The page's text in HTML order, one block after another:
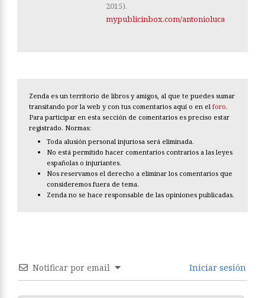
2015).
mypublicinbox.com/antoniolucas
Zenda es un territorio de libros y amigos, al que te puedes sumar
transitando por la web y con tus comentarios aquí o en el foro.
Para participar en esta sección de comentarios es preciso estar
registrado. Normas:
Toda alusión personal injuriosa será eliminada.
No está permitido hacer comentarios contrarios a las leyes
españolas o injuriantes.
Nos reservamos el derecho a eliminar los comentarios que
consideremos fuera de tema.
Zenda no se hace responsable de las opiniones publicadas.
Notificar por email Iniciar sesión